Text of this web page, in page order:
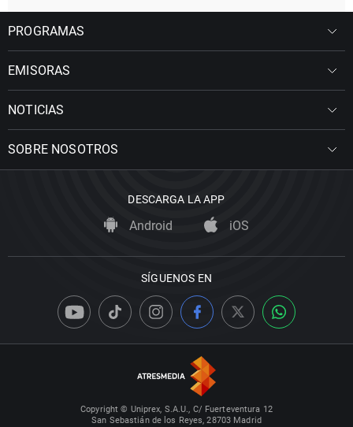
PROGRAMAS
EMISORAS
NOTICIAS
SOBRE NOSOTROS
DESCARGA LA APP
Android iOS
SÍGUENOS EN
Copyright © Uniprex, S.A.U., C/ Fuerteventura 12
San Sebastián de los Reyes, 28703 Madrid